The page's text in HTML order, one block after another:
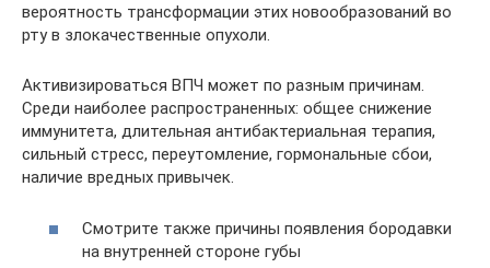
вероятность трансформации этих новообразований во
рту в злокачественные опухоли.
Активизироваться ВПЧ может по разным причинам.
Среди наиболее распространенных: общее снижение
иммунитета, длительная антибактериальная терапия,
сильный стресс, переутомление, гормональные сбои,
наличие вредных привычек.
Смотрите также причины появления бородавки
на внутренней стороне губы